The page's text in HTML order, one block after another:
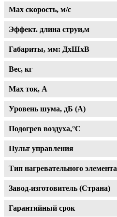
Max скорость, м/с
Эффект. длина струи,м
Габариты, мм: ДхШхВ
Вес, кг
Max ток, A
Уровень шума, дБ (А)
Подогрев воздуха,°С
Пульт управления
Тип нагревательного элемента
Завод-изготовитель (Страна)
Гарантийный срок